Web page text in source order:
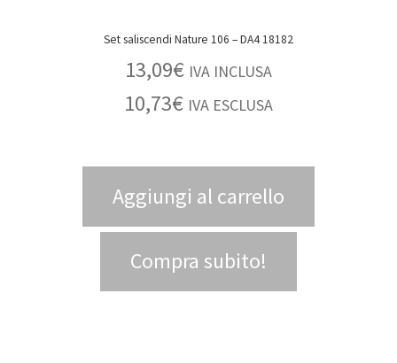
Set saliscendi Nature 106 – DA4 18182
13,09€ IVA INCLUSA
10,73€ IVA ESCLUSA
Aggiungi al carrello
Compra subito!